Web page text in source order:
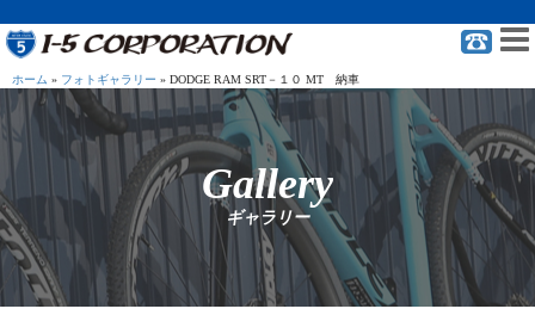
ホーム » フォトギャラリー » DODGE RAM SRT－１０ MT 納車
Gallery
ギャラリー